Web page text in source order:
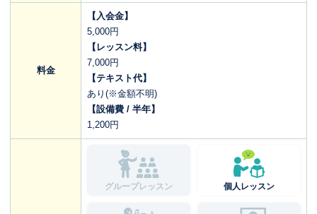
料金
【入会金】
5,000円
【レッスン料】
7,000円
【テキスト代】
あり(※金額不明)
【設備費 / 半年】
1,200円
グループレッスン 個人レッスン